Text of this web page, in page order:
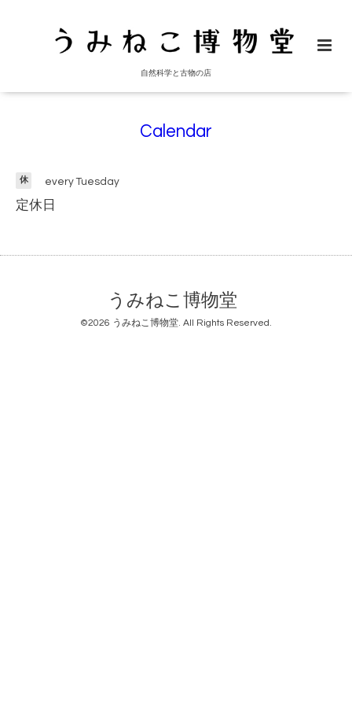
自然科学と古物の店
Calendar
休 every Tuesday
定休日
うみねこ博物堂
©2026 うみねこ博物堂. All Rights Reserved.